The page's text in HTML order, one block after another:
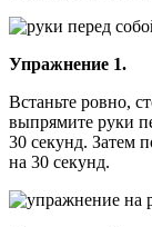
Упражнение 1.
Встаньте ровно,
выпрямите руки
30 секунд. Затем
на 30 секунд.